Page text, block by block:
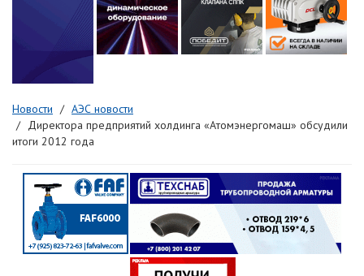
Новости
АЭС новости
Директора предприятий холдинга «Атомэнергомаш» обсудили
итоги 2012 года